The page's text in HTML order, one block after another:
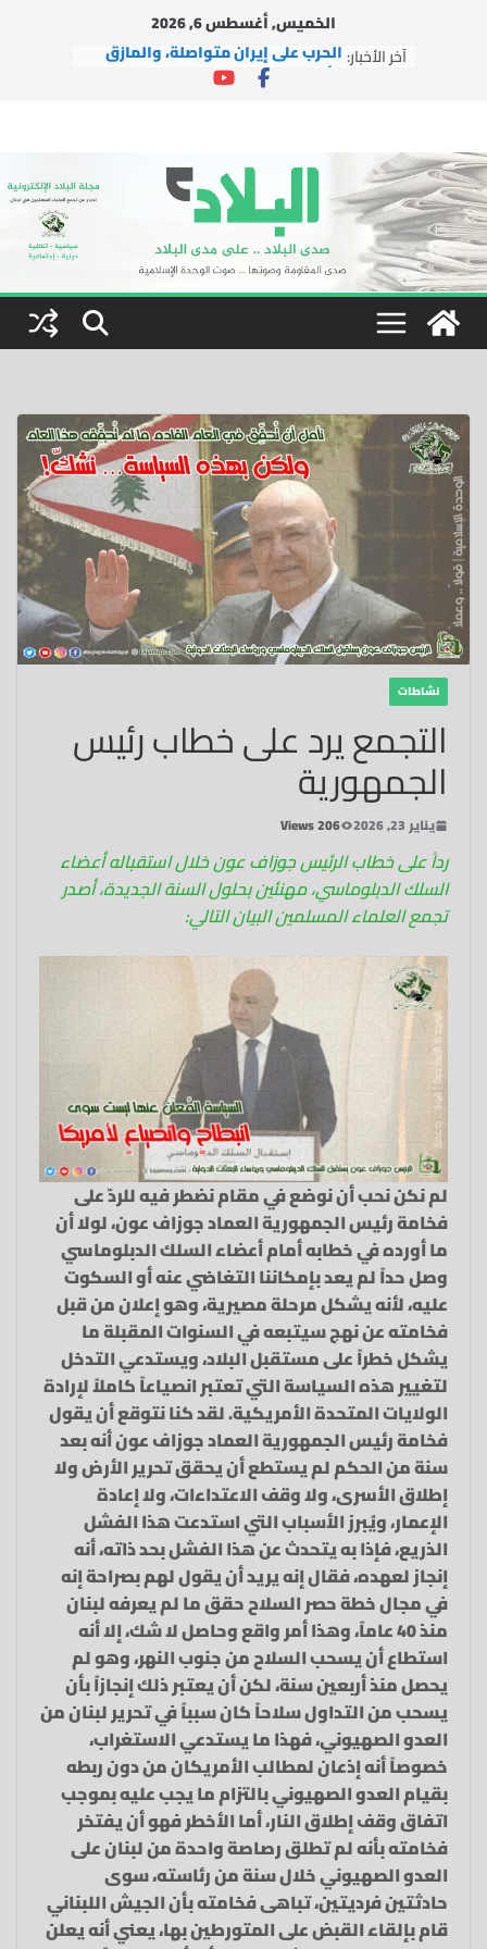
الخميس, أغسطس 6, 2026
آخر الأخبار: الحرب على إيران متواصلة، والمأزق
الأمريكي يتعمق
محسن الآراكي في مدينة قم
بينما تُغيّر إيران الوعي بالفعل، يتضح
فشل إسرائيل
اتفاقية التعاون النووي بين الولايات
المتحدة والمملكة العربية
السعودية.. الفرص والمخاطر
والتوصيات السياسية
نشاطات
التجمع يرد على خطاب رئيس
الجمهورية
يناير 23, 2026 206 Views
رداً على خطاب الرئيس جوزاف عون خلال استقباله أعضاء
السلك الدبلوماسي، مهنئين بحلول السنة الجديدة، أصدر
تجمع العلماء المسلمين البيان التالي:
لم نكن نحب أن نوضع في مقام نضطر فيه للردّ على
فخامة رئيس الجمهورية العماد جوزاف عون، لولا أن
ما أورده في خطابه أمام أعضاء السلك الدبلوماسي
وصل حداً لم يعد بإمكاننا التغاضي عنه أو السكوت
عليه، لأنه يشكل مرحلة مصيرية، وهو إعلان من قبل
فخامته عن نهج سيتبعه في السنوات المقبلة ما
يشكل خطراً على مستقبل البلاد، ويستدعي التدخل
لتغيير هذه السياسة التي تعتبر انصياعاً كاملاً لإرادة
الولايات المتحدة الأمريكية. لقد كنا نتوقع أن يقول
فخامة رئيس الجمهورية العماد جوزاف عون أنه بعد
سنة من الحكم لم يستطع أن يحقق تحرير الأرض ولا
إطلاق الأسرى، ولا وقف الاعتداءات، ولا إعادة
الإعمار، ويُبرز الأسباب التي استدعت هذا الفشل
الذريع، فإذا به يتحدث عن هذا الفشل بحد ذاته، أنه
إنجاز لعهده، فقال إنه يريد أن يقول لهم بصراحة إنه
في مجال خطة حصر السلاح حقق ما لم يعرفه لبنان
منذ 40 عاماً، وهذا أمر واقع وحاصل لا شك، إلا أنه
استطاع أن يسحب السلاح من جنوب النهر، وهو لم
يحصل منذ أربعين سنة، لكن أن يعتبر ذلك إنجازاً بأن
يسحب من التداول سلاحاً كان سبباً في تحرير لبنان من
العدو الصهيوني، فهذا ما يستدعي الاستغراب،
خصوصاً أنه إذعان لمطالب الأمريكان من دون ربطه
بقيام العدو الصهيوني بالتزام ما يجب عليه بموجب
اتفاق وقف إطلاق النار، أما الأخطر فهو أن يفتخر
فخامته بأنه لم تطلق رصاصة واحدة من لبنان على
العدو الصهيوني خلال سنة من رئاسته، سوى
حادثتين فرديتين، تباهى فخامته بأن الجيش اللبناني
قام بإلقاء القبض على المتورطين بها، يعني أنه يعلن